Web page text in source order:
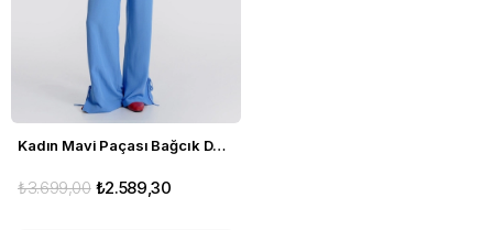
cm | Kol Boyu 62 cm
Model Kodu: TLR7942
Not: Ürün ölçüleri düz zeminde ölçülmüştür. Işık ve ekran
farklılıklarından dolayı ürün renginde küçük ton farklılıkları
Kadın Mavi Paçası Bağcık Detaylı Pantolon
₺2.589,30
₺3.699,00